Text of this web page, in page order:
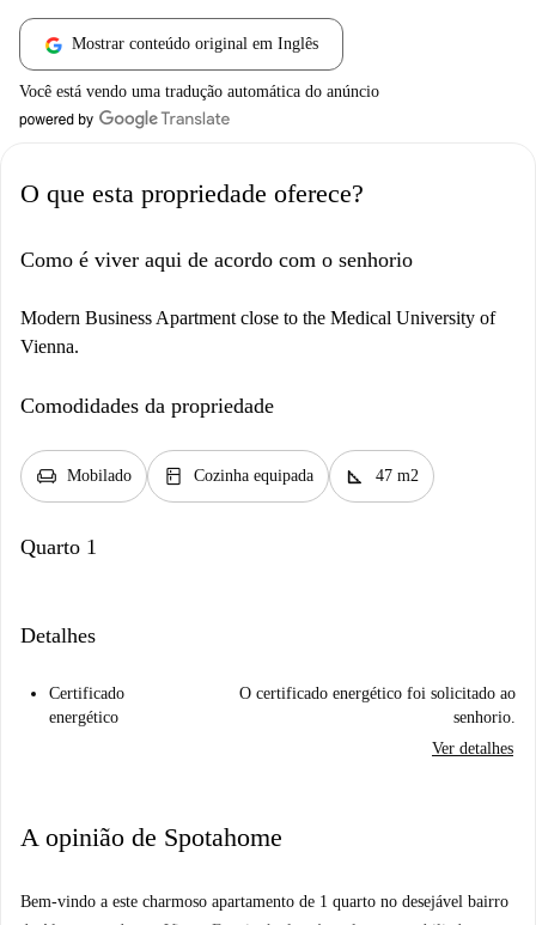
Mostrar conteúdo original em Inglês
Você está vendo uma tradução automática do anúncio
O que esta propriedade oferece?
Como é viver aqui de acordo com o senhorio
Modern Business Apartment close to the Medical University of
Vienna.
Comodidades da propriedade
chair Mobilado kitchen Cozinha equipada square_foot 47 m2
Quarto 1
Detalhes
Certificado
energético
O certificado energético foi solicitado ao
senhorio.
Ver detalhes
A opinião de Spotahome
Bem-vindo a este charmoso apartamento de 1 quarto no desejável bairro